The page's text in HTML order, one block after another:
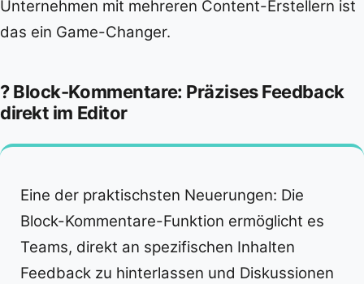
Unternehmen mit mehreren Content-Erstellern ist
das ein Game-Changer.
? Block-Kommentare: Präzises Feedback
direkt im Editor
Eine der praktischsten Neuerungen: Die
Block-Kommentare-Funktion ermöglicht es
Teams, direkt an spezifischen Inhalten
Feedback zu hinterlassen und Diskussionen